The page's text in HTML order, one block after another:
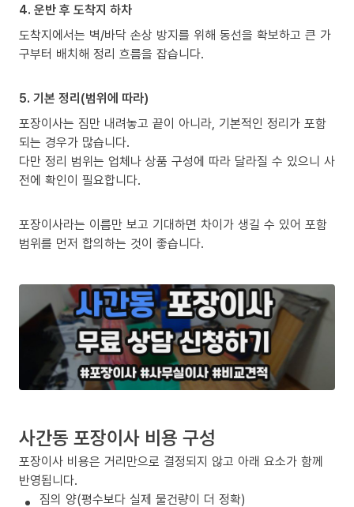
4. 운반 후 도착지 하차
도착지에서는 벽/바닥 손상 방지를 위해 동선을 확보하고 큰 가
구부터 배치해 정리 흐름을 잡습니다.
5. 기본 정리(범위에 따라)
포장이사는 짐만 내려놓고 끝이 아니라, 기본적인 정리가 포함
되는 경우가 많습니다.
다만 정리 범위는 업체나 상품 구성에 따라 달라질 수 있으니 사
전에 확인이 필요합니다.
포장이사라는 이름만 보고 기대하면 차이가 생길 수 있어 포함
범위를 먼저 합의하는 것이 좋습니다.
사간동 포장이사 비용 구성
포장이사 비용은 거리만으로 결정되지 않고 아래 요소가 함께
반영됩니다.
짐의 양(평수보다 실제 물건량이 더 정확)